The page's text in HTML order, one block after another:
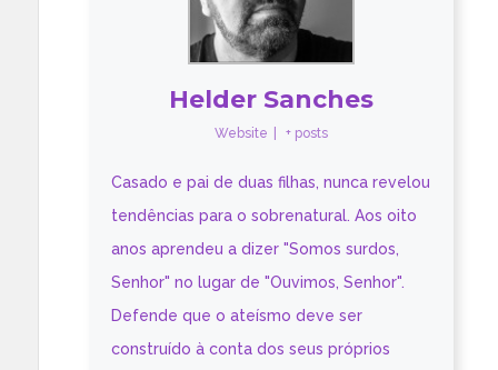
Helder Sanches
Website + posts
Casado e pai de duas filhas, nunca revelou
tendências para o sobrenatural. Aos oito
anos aprendeu a dizer "Somos surdos,
Senhor" no lugar de "Ouvimos, Senhor".
Defende que o ateísmo deve ser
construído à conta dos seus próprios